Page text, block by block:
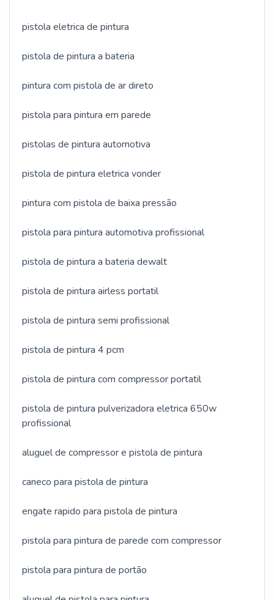
pistola eletrica de pintura
pistola de pintura a bateria
pintura com pistola de ar direto
pistola para pintura em parede
pistolas de pintura automotiva
pistola de pintura eletrica vonder
pintura com pistola de baixa pressão
pistola para pintura automotiva profissional
pistola de pintura a bateria dewalt
pistola de pintura airless portatil
pistola de pintura semi profissional
pistola de pintura 4 pcm
pistola de pintura com compressor portatil
pistola de pintura pulverizadora eletrica 650w
profissional
aluguel de compressor e pistola de pintura
caneco para pistola de pintura
engate rapido para pistola de pintura
pistola para pintura de parede com compressor
pistola para pintura de portão